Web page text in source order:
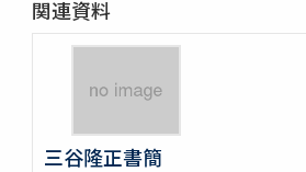
関連資料
三谷隆正書簡